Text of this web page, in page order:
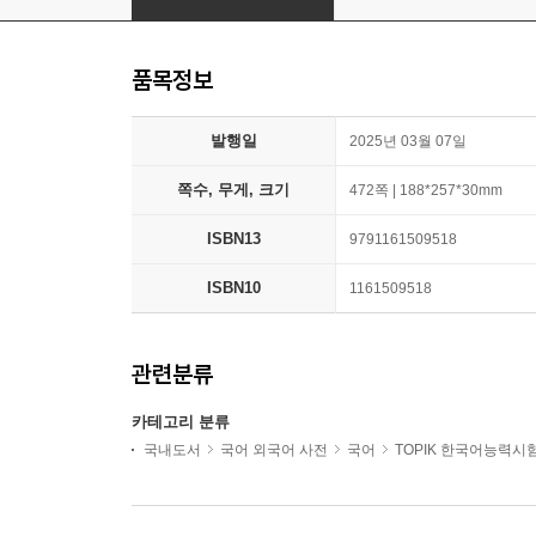
품목정보
발행일 2025년 03월 07일
쪽수, 무게, 크기 472쪽 | 188*257*30mm
ISBN13 9791161509518
ISBN10 1161509518
관련분류
카테고리 분류
국내도서 국어 외국어 사전 국어 TOPIK 한국어능력시